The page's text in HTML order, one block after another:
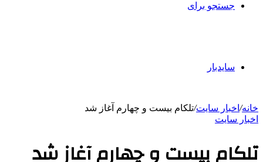
جستجو برای
سایدبار
خانه/ اخبار سایت/تلکام بیست و چهارم آغاز شد
اخبار سایت
تلکام بیست و چهارم آغاز شد